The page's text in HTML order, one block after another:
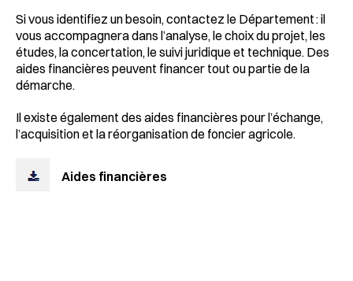
Si vous identifiez un besoin, contactez le Département : il
vous accompagnera dans l’analyse, le choix du projet, les
études, la concertation, le suivi juridique et technique. Des
aides financières peuvent financer tout ou partie de la
démarche.
Il existe également des aides financières pour l’échange,
l’acquisition et la réorganisation de foncier agricole.
Aides financières